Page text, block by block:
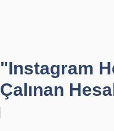
"Instagram
Çalınan